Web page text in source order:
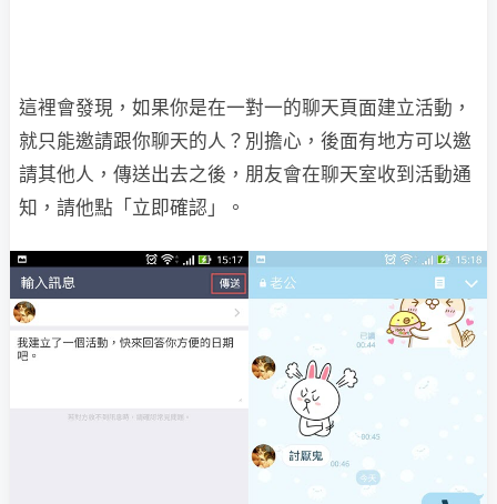
這裡會發現，如果你是在一對一的聊天頁面建立活動，
就只能邀請跟你聊天的人？別擔心，後面有地方可以邀
請其他人，傳送出去之後，朋友會在聊天室收到活動通
知，請他點「立即確認」。